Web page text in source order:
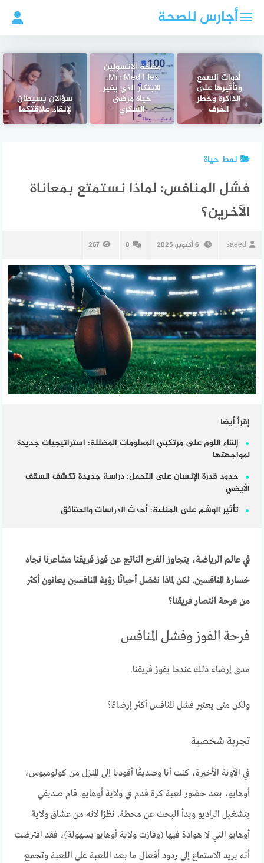
أجارس للصحة
أدوات السمع
وتأثيرها على
الذاكرة وخطر
الخرف
مضخة الإنسولين
MiniMed Flex:
الابتكار الذي يغير
حياة مرضى
السكري
سؤالان بسيطان
لإنقاذ علاقتكما
نمط حياة
فشل المنافس: لماذا نستمتع بمعاناة
الآخرين؟
saeed 6 أكتوبر، 2025 0
267
إقرأ أيضا
إلقاء اللوم على مرتكبي المعلومات المضللة: استراتيجيات جديدة
لمواجهتها
حدود قدرة الإنسان على التحمل: دراسة جديدة تكشف السقف
الأيضي
تأثير الوشم على المناعة: أحدث الدراسات والحقائق
في عالم الرياضة، يتجاوز الفرح الناتج عن فوز فريقنا مشاعرنا تجاه
خسارة المنافسين. لكن لماذا نفضل أحيانًا رؤية المنافسين يعانون أكثر
من فرحة انتصار فريقنا؟
فرحة الفوز وفشل المنافس
مدى إرضاء ذلك عندما يفوز فريقنا.
ولكن متى يعتبر فشل المنافس أكثر إرضاءً؟
تجربة شخصية
في الآونة الأخيرة، كنت أنا وصديقًا أقودنا إلى المنزل من كولومبوس،
أوهايو، بعد حضور لعبة كرة قدم في ولاية أوهايو. قام صديقي
بتشغيل الراديو وبدأ البحث عن محطة. نظرًا لأنه من عشاق ولاية
أوهايو التي لا هوادة فيها (وفازت ولاية أوهايو بسهولة)، فقد افترضت
أنه يريد الاستماع إلى ردود أفعال ما بعد اللعبة على اللعبة وتجمع